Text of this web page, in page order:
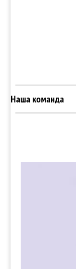
Наша команда